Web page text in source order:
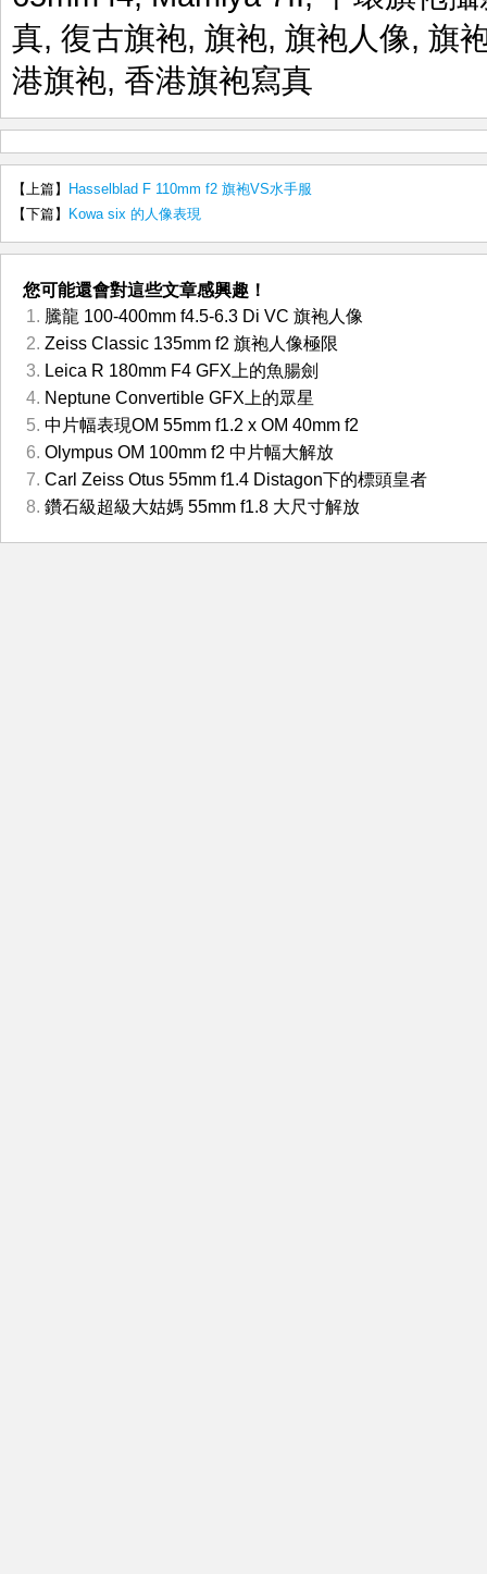
真, 復古旗袍, 旗袍, 旗袍人像, 旗
港旗袍, 香港旗袍寫真
【上篇】
Hasselblad F 110mm f2 旗袍VS水手服
【下篇】
Kowa six 的人像表現
您可能還會對這些文章感興趣！
騰龍 100-400mm f4.5-6.3 Di VC 旗袍人像
Zeiss Classic 135mm f2 旗袍人像極限
Leica R 180mm F4 GFX上的魚腸劍
Neptune Convertible GFX上的眾星
中片幅表現OM 55mm f1.2 x OM 40mm f2
Olympus OM 100mm f2 中片幅大解放
Carl Zeiss Otus 55mm f1.4 Distagon下的標頭皇者
鑽石級超級大姑媽 55mm f1.8 大尺寸解放